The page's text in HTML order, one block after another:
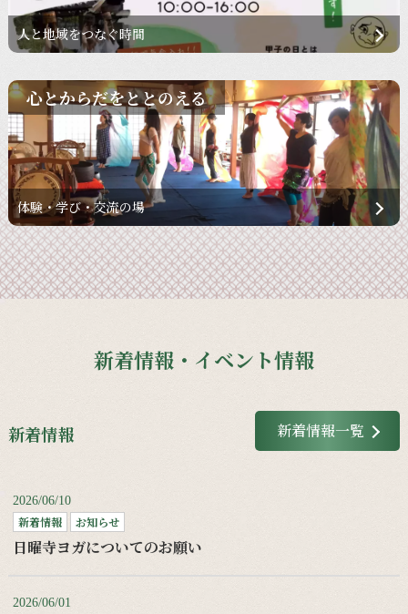
人と地域をつなぐ時間
心とからだをととのえる
体験・学び・交流の場
新着情報・イベント情報
新着情報 新着情報一覧
2026/06/10
新着情報 お知らせ
日曜寺ヨガについてのお願い
2026/06/01